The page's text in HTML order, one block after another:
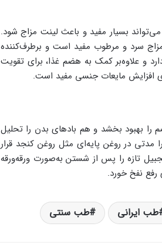
بسیار مفید و باعث لینت مزاج شود.
سرد و مرطوب مفید است و برطرف‌کننده
و علاوه‌بر کمک به هضم غذا، برای تقویت
افزایش مایعات جنسی مفید است.
را بهبود بخشد و هم بادهای بدن را تحلیل
مدتی در روغن پایه‌ای مثل روغن کنجد قرار
تازه را پس از شستن به‌صورت ورقه‌ورقه
رفع نفخ خورد.
طب ایرانی طب سنتی